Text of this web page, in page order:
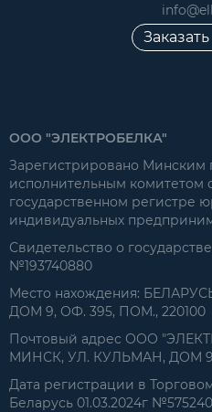
ООО "ЭЛЕКТРОБЕЛКА"
Зарегистрировано Минским
исполнительным комитетом
государственном регистре
индивидуальных
Свидетельство о
№193740880
Место нахождения:
ДОМ 9, ОФ. 395, ПОМ., 220100
Почтовый адрес ООО
МИНСК, УЛ. КУЛЬМАН, ДОМ 9,
Дата регистрации в
Беларусь 01.03.2024г №575240